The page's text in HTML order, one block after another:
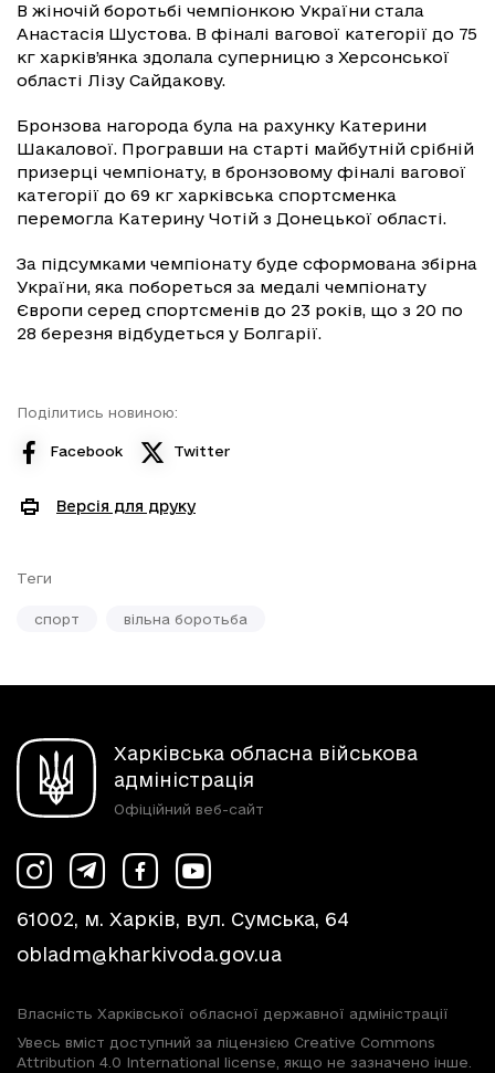
В жіночій боротьбі чемпіонкою України стала
Анастасія Шустова. В фіналі вагової категорії до 75
кг харків’янка здолала суперницю з Херсонської
області Лізу Сайдакову.
Бронзова нагорода була на рахунку Катерини
Шакалової. Програвши на старті майбутній срібній
призерці чемпіонату, в бронзовому фіналі вагової
категорії до 69 кг харківська спортсменка
перемогла Катерину Чотій з Донецької області.
За підсумками чемпіонату буде сформована збірна
України, яка побореться за медалі чемпіонату
Європи серед спортсменів до 23 років, що з 20 по
28 березня відбудеться у Болгарії.
Поділитись новиною:
Facebook Twitter
Версія для друку
Теги
спорт вільна боротьба
Харківська обласна військова
адміністрація
Офіційний веб-сайт
61002, м. Харків, вул. Сумська, 64
obladm@kharkivoda.gov.ua
Власність Харківської обласної державної адміністрації
Увесь вміст доступний за ліцензією Creative Commons
Attribution 4.0 International license, якщо не зазначено інше.